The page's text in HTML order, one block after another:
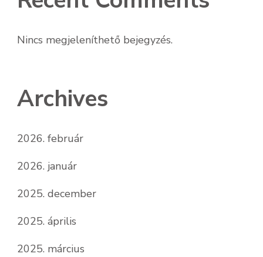
Nincs megjeleníthető bejegyzés.
Archives
2026. február
2026. január
2025. december
2025. április
2025. március